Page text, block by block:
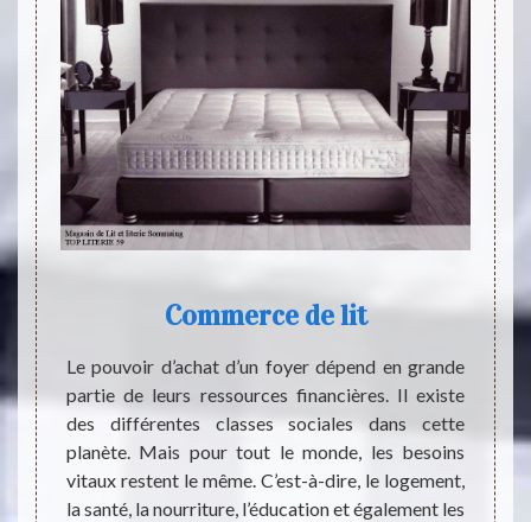
des
Ce
les
Commerce de lit
Le pouvoir d’achat d’un foyer dépend en grande
partie de leurs ressources financières. Il existe
des différentes classes sociales dans cette
planète. Mais pour tout le monde, les besoins
vitaux restent le même. C’est-à-dire, le logement,
la santé, la nourriture, l’éducation et également les
Le